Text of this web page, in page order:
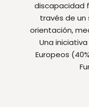
discapacidad
través de un
orientación,
Una
Europeos